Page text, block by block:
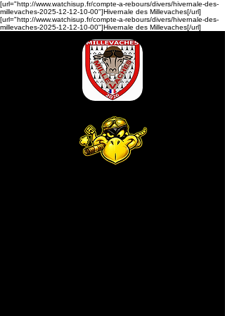
[url="http://www.watchisup.fr/compte-a-rebours/divers/hivernale-des-
millevaches-2025-12-12-10-00"]Hivernale des Millevaches[/url]
[url="http://www.watchisup.fr/compte-a-rebours/divers/hivernale-des-
millevaches-2025-12-12-10-00"]Hivernale des Millevaches[/url]